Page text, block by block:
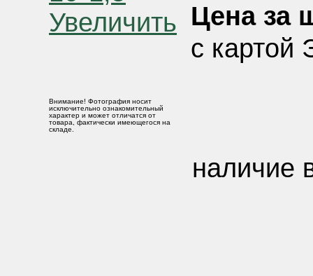
Увеличить
Внимание! Фотография носит
исключительно ознакомительный
характер и может отличатся от
товара, фактически имеющегося на
складе.
Цена за
с картой
наличие